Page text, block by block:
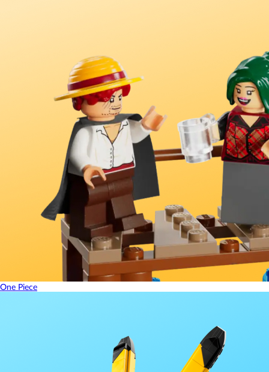
One Piece